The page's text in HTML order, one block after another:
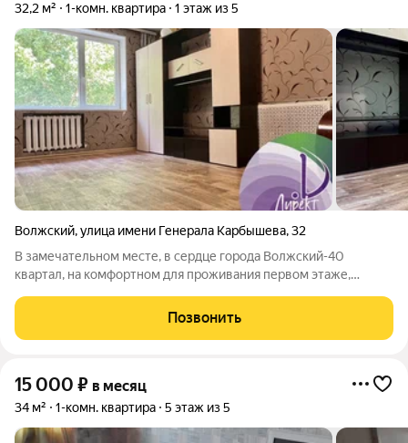
32,2 м² 1-комн. квартира 1 этаж из 5
Волжский,улица имени Генерала Карбышева,32
В замечательном месте, в сердце города Волжский-40
квартал, на комфортном для проживания первом этаже,
однокомнатная квартира! Оплачивается ежемесячно арендная
плата в размере 15 000 рублей, а также
Позвонить
15 000 ₽ в месяц
34 м² 1-комн. квартира 5 этаж из 5